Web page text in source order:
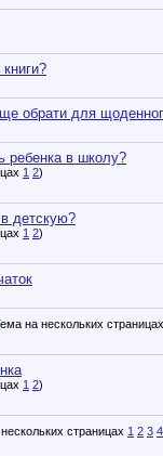
обрати для
ребенка в школу?
1 2)
детскую?
1 2)
1 2)
1 2 3 4